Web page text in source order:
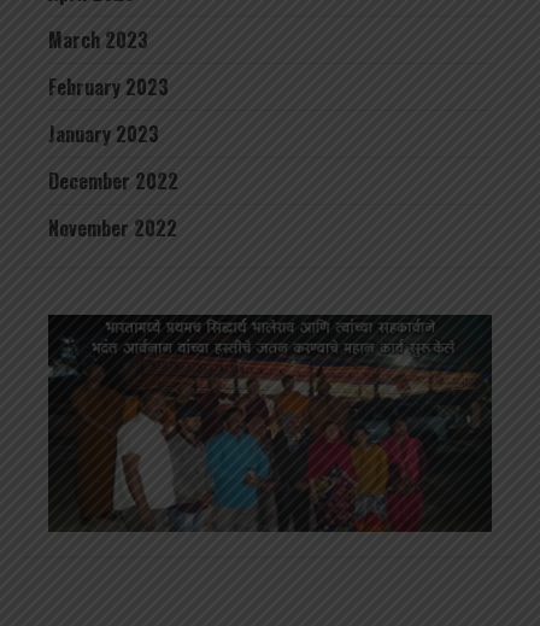
March 2023
February 2023
January 2023
December 2022
November 2022